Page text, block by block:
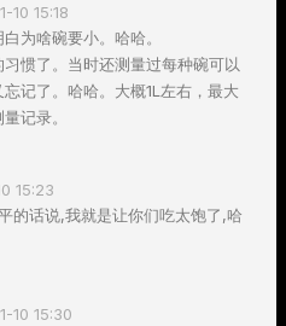
10 15:18
为啥碗要小。哈哈。
惯了。当时还测量过每种碗可以
记了。哈哈。大概1L左右，最大
记录。
15:23
的话说,我就是让你们吃太饱了,哈
10 15:30